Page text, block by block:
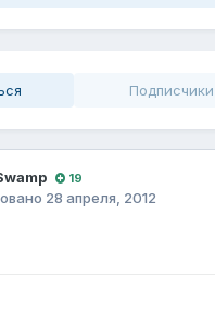
Подписчики
19
28 апреля, 2012